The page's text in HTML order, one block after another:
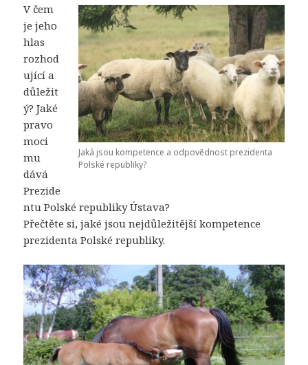
Jaká jsou kompetence a odpovědnost prezidenta
Polské republiky?
V čem
je jeho
hlas
rozhod
ující a
důležit
ý? Jaké
pravo
moci
mu
dává
Prezide
ntu Polské republiky Ústava?
Přečtěte si, jaké jsou nejdůležitější kompetence
prezidenta Polské republiky.